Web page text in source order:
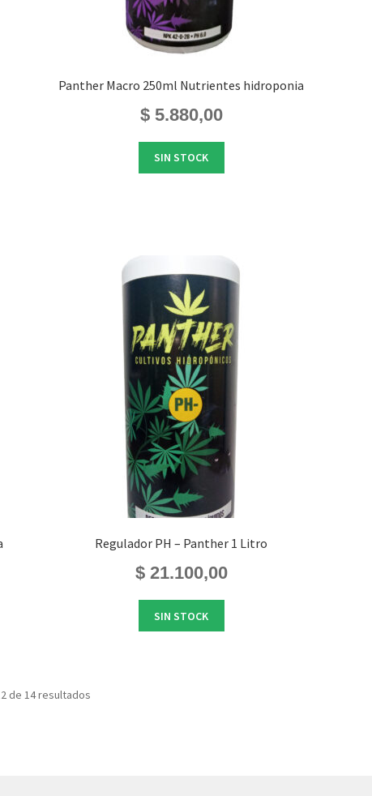
Panther Macro 250ml Nutrientes hidroponia
$5.880,00
SIN STOCK
Regulador PH – Panther 1 Litro
$21.100,00
SIN STOCK
de 14 resultados